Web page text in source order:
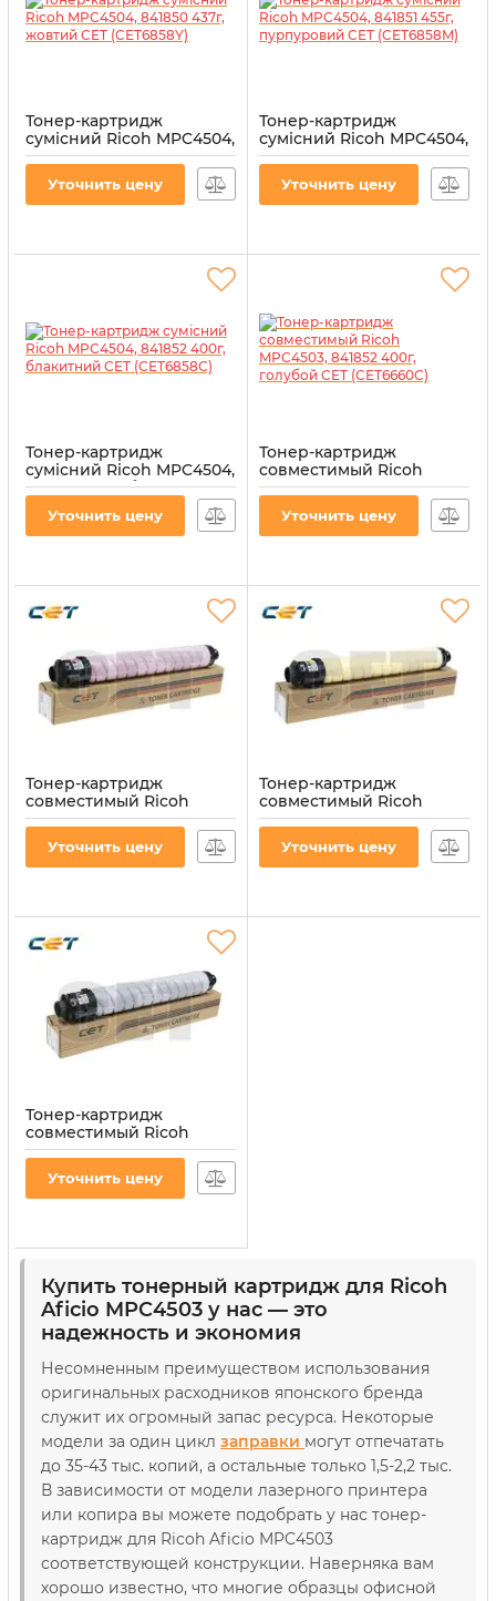
Тонер-картридж
сумісний Ricoh MPC4504,
841850 437г, жовтий CET
Уточнить цену
Тонер-картридж
сумісний Ricoh MPC4504,
841851 455г, пурпуровий
Уточнить цену
Тонер-картридж
сумісний Ricoh MPC4504,
841852 400г, блакитний
Уточнить цену
Тонер-картридж
совместимый Ricoh
MPC4503, 841852 400г,
голубой CET (CET6660C)
CET6660C
Уточнить цену
Тонер-картридж
совместимый Ricoh
MPC4503, 841851 455г,
(CET6660M)
Уточнить цену
Тонер-картридж
совместимый Ricoh
MPC4503, 841850 437г,
желтый CET (CET6660Y)
CET6660Y
Уточнить цену
Тонер-картридж
совместимый Ricoh
MPC4503, 841849 544г,
черный CET (CET6660K)
CET6660K
Уточнить цену
Купить тонерный картридж для Ricoh
Aficio MPC4503 у нас — это
надежность и экономия
Несомненным преимуществом использования
оригинальных расходников японского бренда
служит их огромный запас ресурса. Некоторые
модели за один цикл заправки могут отпечатать
до 35-43 тыс. копий, а остальные только 1,5-2,2 тыс.
В зависимости от модели лазерного принтера
или копира вы можете подобрать у нас тонер-
картридж для Ricoh Aficio MPC4503
соответствующей конструкции. Наверняка вам
хорошо известно, что многие образцы офисной